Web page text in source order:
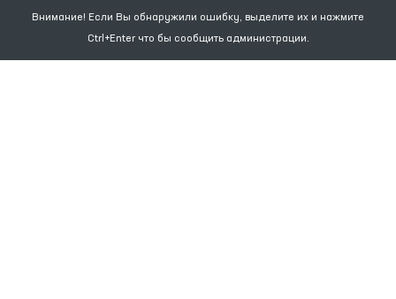
Внимание! Если Вы обнаружили ошибку, выделите их и нажмите
Ctrl+Enter что бы сообщить администрации.